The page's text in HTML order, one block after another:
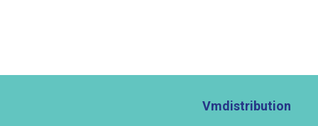
Vmdistribution